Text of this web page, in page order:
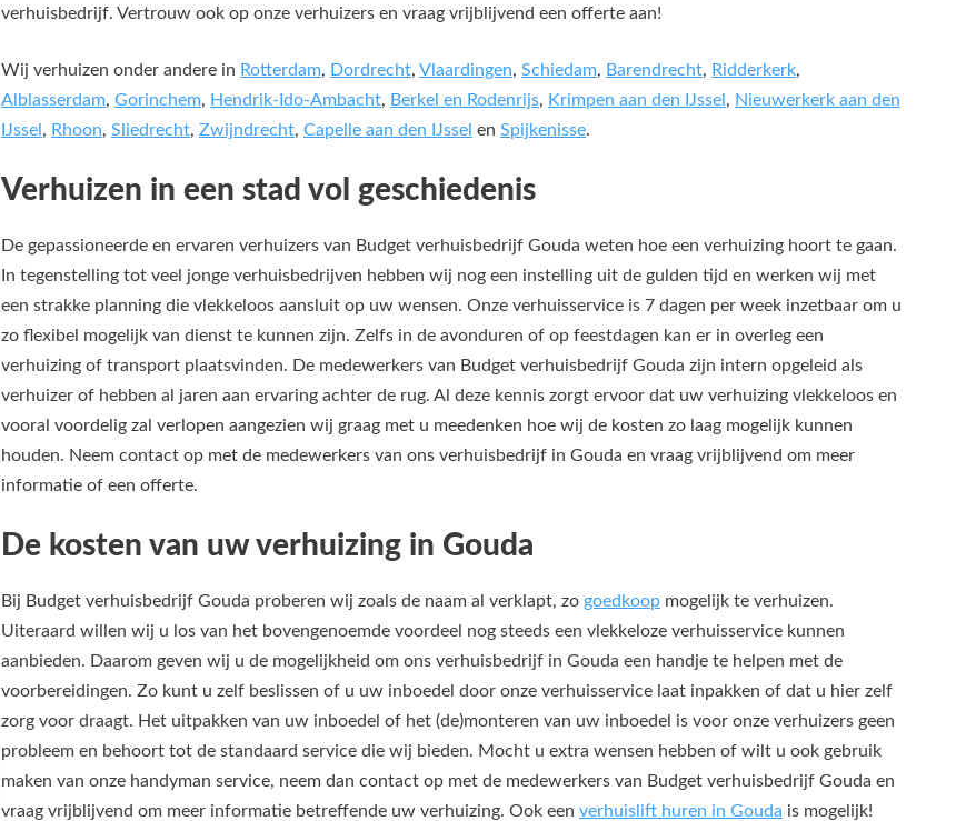
verhuisbedrijf. Vertrouw ook op onze verhuizers en vraag vrijblijvend een offerte aan!
Wij verhuizen onder andere in Rotterdam, Dordrecht, Vlaardingen, Schiedam, Barendrecht, Ridderkerk,
Alblasserdam, Gorinchem, Hendrik-Ido-Ambacht, Berkel en Rodenrijs, Krimpen aan den IJssel , Nieuwerkerk aan den
IJssel , Rhoon, Sliedrecht, Zwijndrecht, Capelle aan den IJssel en Spijkenisse.
Verhuizen in een stad vol geschiedenis
De gepassioneerde en ervaren verhuizers van Budget verhuisbedrijf Gouda weten hoe een verhuizing hoort te gaan.
In tegenstelling tot veel jonge verhuisbedrijven hebben wij nog een instelling uit de gulden tijd en werken wij met
een strakke planning die vlekkeloos aansluit op uw wensen. Onze verhuisservice is 7 dagen per week inzetbaar om u
zo flexibel mogelijk van dienst te kunnen zijn. Zelfs in de avonduren of op feestdagen kan er in overleg een
verhuizing of transport plaatsvinden. De medewerkers van Budget verhuisbedrijf Gouda zijn intern opgeleid als
verhuizer of hebben al jaren aan ervaring achter de rug. Al deze kennis zorgt ervoor dat uw verhuizing vlekkeloos en
vooral voordelig zal verlopen aangezien wij graag met u meedenken hoe wij de kosten zo laag mogelijk kunnen
houden. Neem contact op met de medewerkers van ons verhuisbedrijf in Gouda en vraag vrijblijvend om meer
informatie of een offerte.
De kosten van uw verhuizing in Gouda
Bij Budget verhuisbedrijf Gouda proberen wij zoals de naam al verklapt, zo goedkoop mogelijk te verhuizen.
Uiteraard willen wij u los van het bovengenoemde voordeel nog steeds een vlekkeloze verhuisservice kunnen
aanbieden. Daarom geven wij u de mogelijkheid om ons verhuisbedrijf in Gouda een handje te helpen met de
voorbereidingen. Zo kunt u zelf beslissen of u uw inboedel door onze verhuisservice laat inpakken of dat u hier zelf
zorg voor draagt. Het uitpakken van uw inboedel of het (de)monteren van uw inboedel is voor onze verhuizers geen
probleem en behoort tot de standaard service die wij bieden. Mocht u extra wensen hebben of wilt u ook gebruik
maken van onze handyman service, neem dan contact op met de medewerkers van Budget verhuisbedrijf Gouda en
vraag vrijblijvend om meer informatie betreffende uw verhuizing. Ook een verhuislift huren in Gouda is mogelijk!